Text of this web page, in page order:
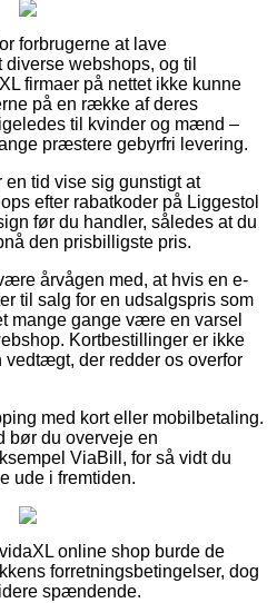
forbrugerne at lave
webshops, og til
firmaer på nettet ikke kunne
på en række af deres
til kvinder og mænd –
præstere gebyrfri levering.
tid vise sig gunstigt at
efter rabatkoder på Liggestol
før du handler, således at du
den prisbilligste pris.
årvågen med, at hvis en e-
til salg for en udsalgspris som
mange gange være en varsel
Kortbestillinger er ikke
vedtægt, der redder os overfor
med kort eller mobilbetaling.
bør du overveje en
ViaBill, for så vidt du
ude i fremtiden.
online shop burde de
forretningsbetingelser, dog
spændende.